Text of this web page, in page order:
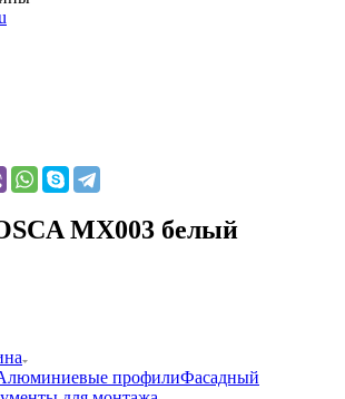
MX003 белый
профилиФасадный